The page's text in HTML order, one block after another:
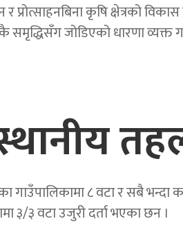
प्रोत्साहनबिना कृषि क्षेत्रको
जोडिएको धारणा व्यक्त
गाउँपालिकामा ८ वटा र सबै
३/३ वटा उजुरी दर्ता भएका छन ।